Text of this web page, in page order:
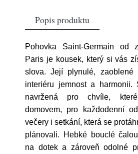
Popis produktu
Pohovka Saint-Germain od
Paris je kousek, který si vás
slova. Její plynulé, zaoblené
interiéru jemnost a harmonii.
navržená pro chvíle,
domovem, pro každodenní
večery i setkání, která se
plánovali. Hebké bouclé
na dotek a zároveň odolné